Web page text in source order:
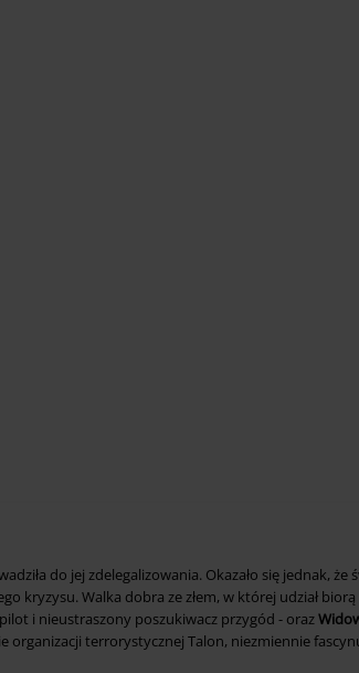
do jej zdelegalizowania. Okazało się jednak,
kryzysu. Walka dobra ze złem, w której udział
i nieustraszony poszukiwacz przygód - oraz
organizacji terrorystycznej Talon, niezmiennie